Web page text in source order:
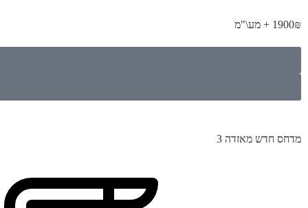
1900₪ + מע\"מ
מדחס חדש מאזדה 3